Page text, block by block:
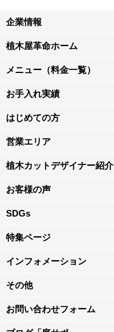
企業情報
植木屋革命ホーム
メニュー（料金一覧）
お手入れ実績
はじめての方
営業エリア
植木カットデザイナー紹介
お客様の声
SDGs
特集ページ
インフォメーション
その他
お問い合わせフォーム